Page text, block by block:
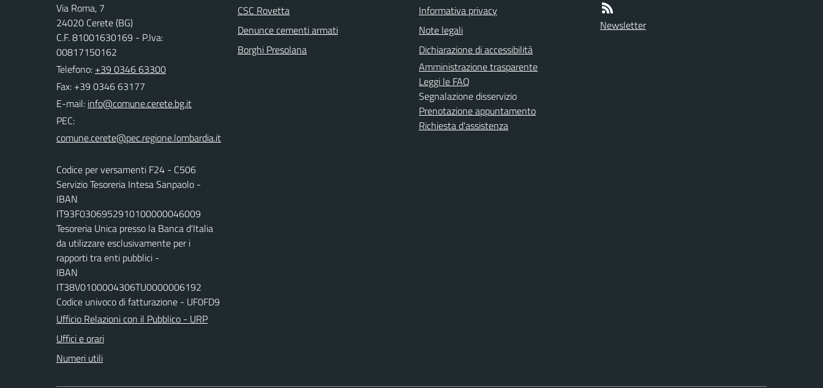
Via Roma, 7
24020 Cerete (BG)
C.F. 81001630169 - P.Iva:
00817150162
Telefono: +39 0346 63300
Fax: +39 0346 63177
E-mail:
PEC:
Codice per versamenti F24 - C506
Servizio Tesoreria Intesa Sanpaolo -
IBAN
IT93F0306952910100000046009
Tesoreria Unica presso la Banca d'Italia
da utilizzare esclusivamente per i
rapporti tra enti pubblici -
IBAN
IT38V0100004306TU0000006192
Codice univoco di fatturazione - UF0FD9
Ufficio Relazioni con il Pubblico - URP
Uffici e orari
Numeri utili
CSC Rovetta
Denunce cementi armati
Borghi Presolana
Informativa privacy
Note legali
Dichiarazione di accessibilità
Amministrazione trasparente
Leggi le FAQ
Segnalazione disservizio
Prenotazione appuntamento
Richiesta d'assistenza
Newsletter